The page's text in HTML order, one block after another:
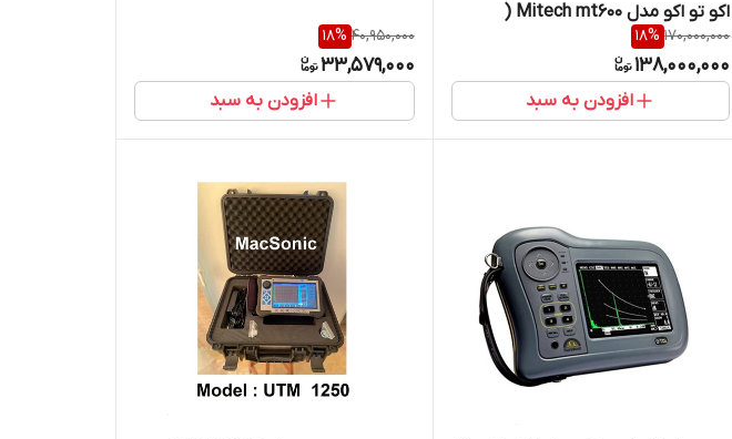
اکو تو اکو مدل Mitech mt600 (
نمایندگی اصلی )
170,000,000
18%
138,000,000
افزودن به سبد
40,950,000
18%
33,579,000
افزودن به سبد